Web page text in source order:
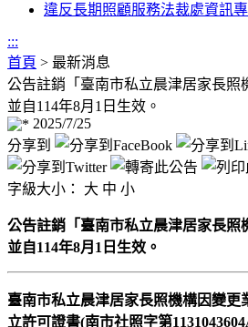
違反長期照顧服務法裁處資訊
:::
首頁 > 最新消息
公告註銷「臺南市私立晨津居家長照
並自114年8月1日生效。
2025/7/25
分享到
字級大小： 大 中 小
公告註銷「臺南市私立晨津居家長照
並自114年8月1日生效。
臺南市私立晨津居家長照機構因變更
立許可證書(南市社照字第